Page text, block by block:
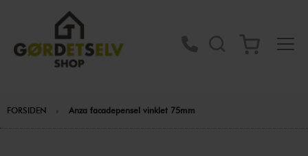
FORSIDEN Anza facadepensel vinklet 75mm